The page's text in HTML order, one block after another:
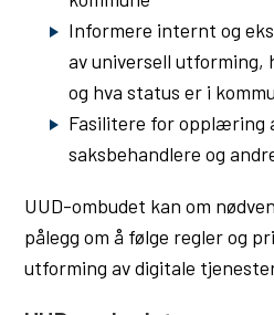
Informere internt og
av universell utforming,
og hva status er i
Fasilitere for opplæring
saksbehandlere og
UUD-ombudet kan om
pålegg om å følge regler og
utforming av digitale